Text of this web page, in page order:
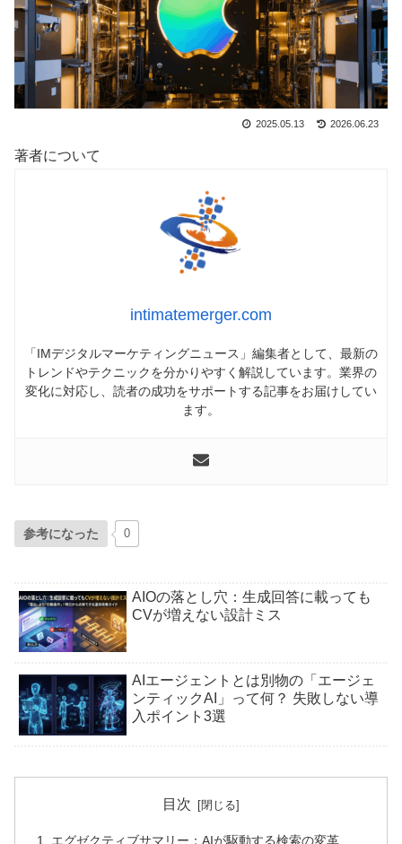
2025.05.13 2026.06.23
著者について
intimatemerger.com
「IMデジタルマーケティングニュース」編集者として、最新の
トレンドやテクニックを分かりやすく解説しています。業界の
変化に対応し、読者の成功をサポートする記事をお届けしてい
ます。
参考になった 0
AIOの落とし穴：生成回答に載っても
CVが増えない設計ミス
AIエージェントとは別物の「エージェ
ンティックAI」って何？ 失敗しない導
入ポイント3選
目次
エグゼクティブサマリー：AIが駆動する検索の変革